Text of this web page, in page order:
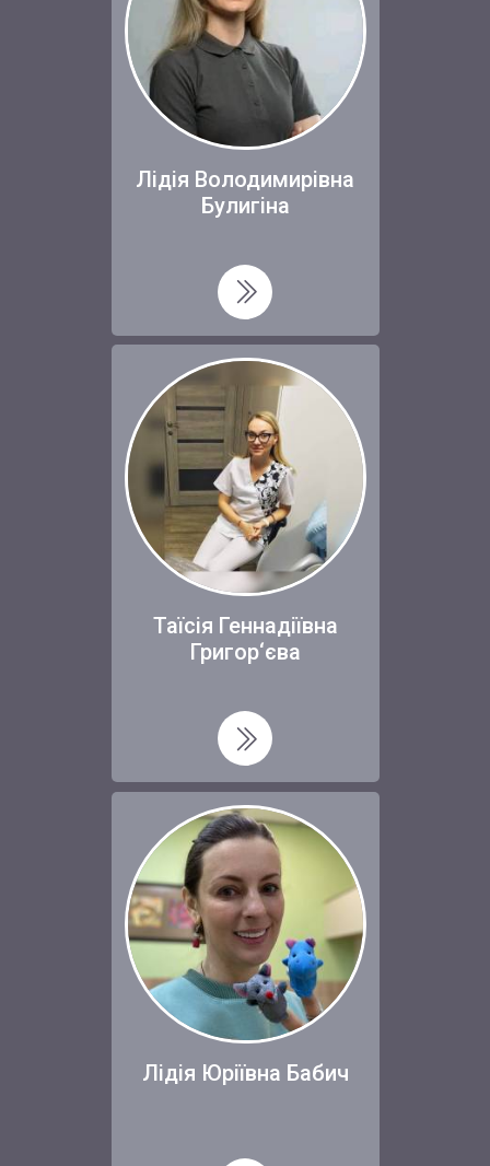
Лідія Володимирівна
Булигіна
Таїсія Геннадіївна
Григор‘єва
Лідія Юріївна Бабич